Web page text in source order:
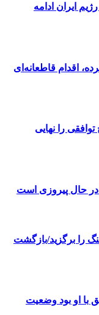
ایران ادامه
اقدام قاطعانه‌ای
را نهایی
در حال پیروزی است
را برگزید/بازگشت
با او بود وضعیت